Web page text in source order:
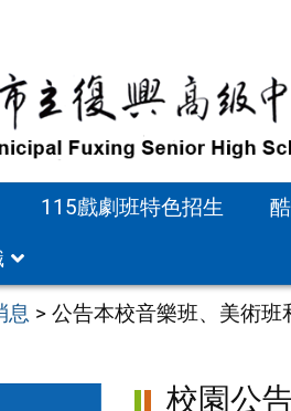
115戲劇班特色招生
息 >公告本校音樂班、美術
校園公